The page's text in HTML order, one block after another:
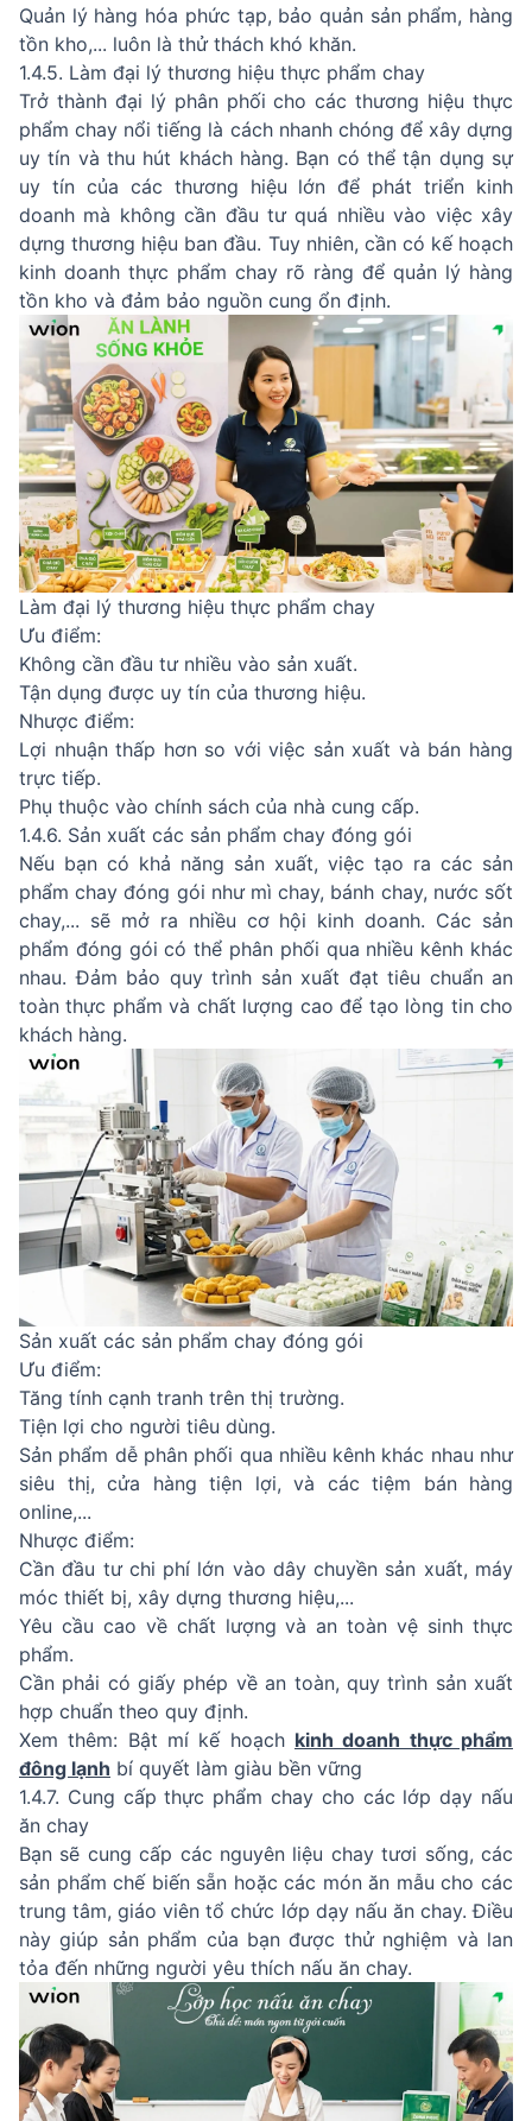
Quản lý hàng hóa phức tạp, bảo quản sản phẩm, hàng
tồn kho,... luôn là thử thách khó khăn.
1.4.5. Làm đại lý thương hiệu thực phẩm chay
Trở thành đại lý phân phối cho các thương hiệu thực
phẩm chay nổi tiếng là cách nhanh chóng để xây dựng
uy tín và thu hút khách hàng. Bạn có thể tận dụng sự
uy tín của các thương hiệu lớn để phát triển kinh
doanh mà không cần đầu tư quá nhiều vào việc xây
dựng thương hiệu ban đầu. Tuy nhiên, cần có kế hoạch
kinh doanh thực phẩm chay rõ ràng để quản lý hàng
tồn kho và đảm bảo nguồn cung ổn định.
Làm đại lý thương hiệu thực phẩm chay
Ưu điểm:
Không cần đầu tư nhiều vào sản xuất.
Tận dụng được uy tín của thương hiệu.
Nhược điểm:
Lợi nhuận thấp hơn so với việc sản xuất và bán hàng
trực tiếp.
Phụ thuộc vào chính sách của nhà cung cấp.
1.4.6. Sản xuất các sản phẩm chay đóng gói
Nếu bạn có khả năng sản xuất, việc tạo ra các sản
phẩm chay đóng gói như mì chay, bánh chay, nước sốt
chay,... sẽ mở ra nhiều cơ hội kinh doanh. Các sản
phẩm đóng gói có thể phân phối qua nhiều kênh khác
nhau. Đảm bảo quy trình sản xuất đạt tiêu chuẩn an
toàn thực phẩm và chất lượng cao để tạo lòng tin cho
khách hàng.
Sản xuất các sản phẩm chay đóng gói
Ưu điểm:
Tăng tính cạnh tranh trên thị trường.
Tiện lợi cho người tiêu dùng.
Sản phẩm dễ phân phối qua nhiều kênh khác nhau như
siêu thị, cửa hàng tiện lợi, và các tiệm bán hàng
online,...
Nhược điểm:
Cần đầu tư chi phí lớn vào dây chuyền sản xuất, máy
móc thiết bị, xây dựng thương hiệu,...
Yêu cầu cao về chất lượng và an toàn vệ sinh thực
phẩm.
Cần phải có giấy phép về an toàn, quy trình sản xuất
hợp chuẩn theo quy định.
Xem thêm: Bật mí kế hoạch kinh doanh thực phẩm
đông lạnh bí quyết làm giàu bền vững
1.4.7. Cung cấp thực phẩm chay cho các lớp dạy nấu
ăn chay
Bạn sẽ cung cấp các nguyên liệu chay tươi sống, các
sản phẩm chế biến sẵn hoặc các món ăn mẫu cho các
trung tâm, giáo viên tổ chức lớp dạy nấu ăn chay. Điều
này giúp sản phẩm của bạn được thử nghiệm và lan
tỏa đến những người yêu thích nấu ăn chay.